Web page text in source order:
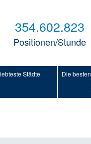
354.602.823
Positionen/Stunde
Städte
Die